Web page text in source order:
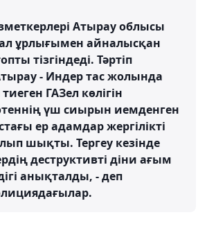
Атырау облысы
ұрлығымен айналысқан
тізгіндеді. Тәртіп
- Индер тас жолында
ГАЗел көлігін
үш сиырын иемденген
ер адамдар жергілікті
шықты. Тергеу кезінде
деструктивті діни ағым
анықталды, - деп